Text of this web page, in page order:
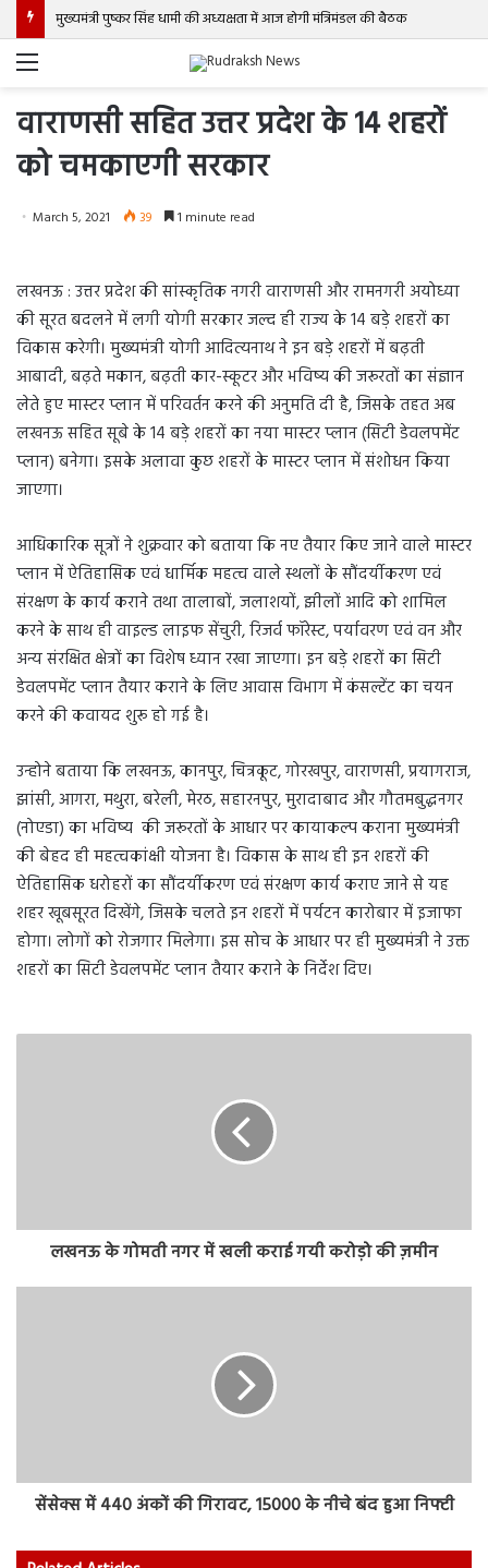
मुख्यमंत्री पुष्कर सिंह धामी की अध्यक्षता में आज होगी मंत्रिमंडल की बैठक
Menu
वाराणसी सहित उत्तर प्रदेश के 14 शहरों
को चमकाएगी सरकार
March 5, 2021 39 1 minute read
लखनऊ : उत्तर प्रदेश की सांस्कृतिक नगरी वाराणसी और रामनगरी अयोध्या
की सूरत बदलने में लगी योगी सरकार जल्द ही राज्य के 14 बड़े शहरों का
विकास करेगी। मुख्यमंत्री योगी आदित्यनाथ ने इन बड़े शहरों में बढ़ती
आबादी, बढ़ते मकान, बढ़ती कार-स्कूटर और भविष्य की जरूरतों का संज्ञान
लेते हुए मास्टर प्लान में परिवर्तन करने की अनुमति दी है, जिसके तहत अब
लखनऊ सहित सूबे के 14 बड़े शहरों का नया मास्टर प्लान (सिटी डेवलपमेंट
प्लान) बनेगा। इसके अलावा कुछ शहरों के मास्टर प्लान में संशोधन किया
जाएगा।
आधिकारिक सूत्रों ने शुक्रवार को बताया कि नए तैयार किए जाने वाले मास्टर
प्लान में ऐतिहासिक एवं धार्मिक महत्व वाले स्थलों के सौंदर्यीकरण एवं
संरक्षण के कार्य कराने तथा तालाबों, जलाशयों, झीलों आदि को शामिल
करने के साथ ही वाइल्ड लाइफ सेंचुरी, रिजर्व फॉरेस्ट, पर्यावरण एवं वन और
अन्य संरक्षित क्षेत्रों का विशेष ध्यान रखा जाएगा। इन बड़े शहरों का सिटी
डेवलपमेंट प्लान तैयार कराने के लिए आवास विभाग में कंसल्टेंट का चयन
करने की कवायद शुरू हो गई है।
उन्होने बताया कि लखनऊ, कानपुर, चित्रकूट, गोरखपुर, वाराणसी, प्रयागराज,
झांसी, आगरा, मथुरा, बरेली, मेरठ, सहारनपुर, मुरादाबाद और गौतमबुद्धनगर
(नोएडा) का भविष्य की जरूरतों के आधार पर कायाकल्प कराना मुख्यमंत्री
की बेहद ही महत्वकांक्षी योजना है। विकास के साथ ही इन शहरों की
ऐतिहासिक धरोहरों का सौंदर्यीकरण एवं संरक्षण कार्य कराए जाने से यह
शहर खूबसूरत दिखेंगे, जिसके चलते इन शहरों में पर्यटन कारोबार में इजाफा
होगा। लोगों को रोजगार मिलेगा। इस सोच के आधार पर ही मुख्यमंत्री ने उक्त
शहरों का सिटी डेवलपमेंट प्लान तैयार कराने के निर्देश दिए।
लखनऊ के गोमती नगर में खली कराई गयी करोड़ो की ज़मीन
सेंसेक्स में 440 अंकों की गिरावट, 15000 के नीचे बंद हुआ निफ्टी